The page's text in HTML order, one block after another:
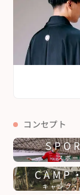
コンセプト
スポ
CAMP
キャンプ